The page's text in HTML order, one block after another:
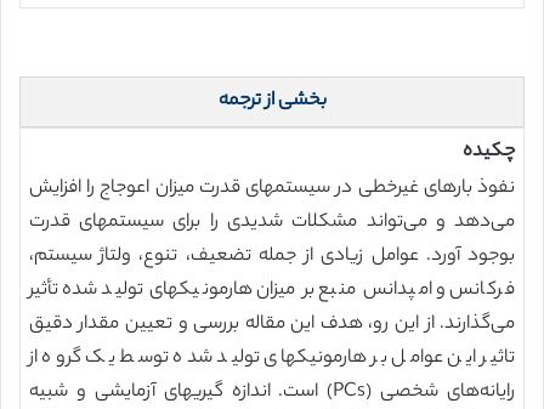
بخشی از ترجمه
چکیده
نفوذ بارهای غیرخطی در سیستمهای قدرت میزان اعوجاج را افزایش
می‌دهد و می‌تواند مشکلات شدیدی را برای سیستمهای قدرت
بوجود آورد. عوامل زیادی از جمله تضعیف، تنوع، ولتاژ سیستم،
فرکانس و امپدانس منبع بر میزان هارمونیکهای تولید شده تأثیر
می‌گذارند. از این رو، هدف این مقاله بررسی و تعیین مقدار دقیق
تاثیر این عوامل بر هارمونیکهای تولید شده توسط یک گروه از
رایانه‌های شخصی (PCs) است. اندازه گیریهای آزمایشی و شبیه